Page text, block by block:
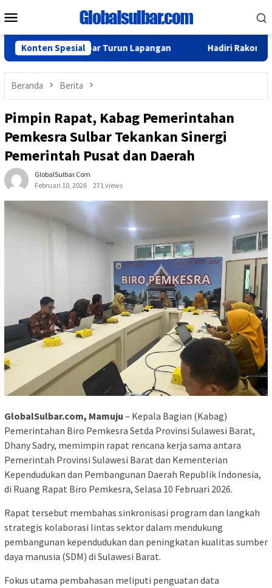
ke
Mobile
Konten Spesial
BPS Sulbar Turun Lapangan Hadiri Rakor, Biro
Beranda Berita
Pimpin Rapat, Kabag Pemerintahan
Pemkesra Sulbar Tekankan Sinergi
Pemerintah Pusat dan Daerah
GlobalSulbar.com
Februari 10, 2026
271 views
GlobalSulbar.com, Mamuju – Kepala Bagian (Kabag)
Pemerintahan Biro Pemkesra Setda Provinsi Sulawesi Barat,
Dhany Sadry, memimpin rapat rencana kerja sama antara
Pemerintah Provinsi Sulawesi Barat dan Kementerian
Kependudukan dan Pembangunan Daerah Republik Indonesia,
di Ruang Rapat Biro Pemkesra, Selasa 10 Februari 2026.
Rapat tersebut membahas sinkronisasi program dan langkah
strategis kolaborasi lintas sektor dalam mendukung
pembangunan kependudukan dan peningkatan kualitas sumber
daya manusia (SDM) di Sulawesi Barat.
Fokus utama pembahasan meliputi penguatan data